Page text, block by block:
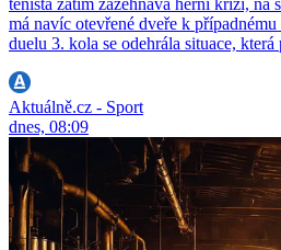
tenista zatím zažehnává herní krizi, na
má navíc otevřené dveře k
duelu 3. kola se odehrála situace,
Aktuálně.cz - Sport
dnes, 08:09